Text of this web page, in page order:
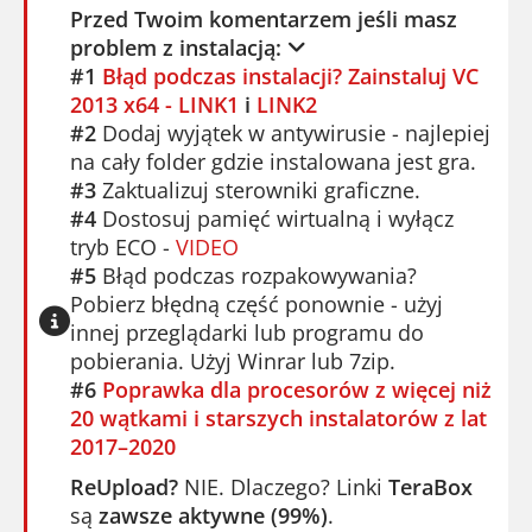
kolejną planetę. Serio. Każdy krok
wymaga myślenia. Czasem po prostu
stoisz i patrzysz na detale, by znaleźć
wskazówkę. Łatwe? Nie bardzo. Ale
satysfakcja po rozwiązaniu jest ogromna.
Gra dostępna jest w języku angielskim,
francuskim, włoskim, niemieckim,
hiszpańskim, portugalskim (brazylijskim),
koreańskim, japońskim i chińskim
uproszczonym. Udźwiękowienie po
angielsku i hiszpańsku.
Jeśli lubisz klimatyczne przygody w VR,
Red Matter Collection VR
dobrej roboty. Sprawdź też The Wizards
Dark Times VRlubBonelab VR
Przed Twoim komentarzem jeśli masz
problem z instalacją:
#1 Błąd podczas instalacji? Zainstaluj VC
2013 x64 - LINK1 i LINK2
#2 Dodaj wyjątek w antywirusie - najlepiej
na cały folder gdzie instalowana jest gra.
#3 Zaktualizuj sterowniki graficzne.
#4 Dostosuj pamięć wirtualną i wyłącz
tryb ECO - VIDEO
#5 Błąd podczas rozpakowywania?
Pobierz błędną część ponownie - użyj
innej przeglądarki lub programu do
pobierania. Użyj Winrar lub 7zip.
#6 Poprawka dla procesorów z więcej niż
20 wątkami i starszych instalatorów z lat
2017–2020
ReUpload? NIE. Dlaczego? Linki TeraBox
są zawsze aktywne (99%).